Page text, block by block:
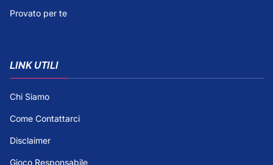
Provato per te
LINK UTILI
Chi Siamo
Come Contattarci
Disclaimer
Gioco Responsabile